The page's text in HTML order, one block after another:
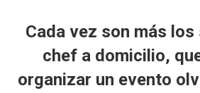
Cada vez son más
chef a domicilio,
organizar un evento